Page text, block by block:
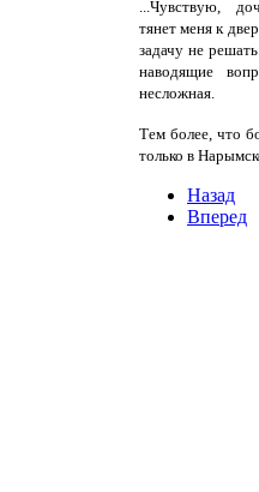
...Чувствую,
тянет меня к
задачу не
наводящие
несложная.
Тем более, что
только в
Назад
Вперед